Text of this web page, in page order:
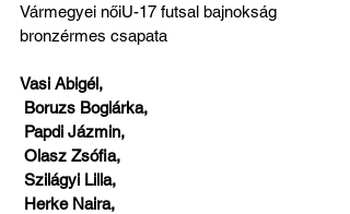
Vármegyei nőiU-17 futsal bajnokság
bronzérmes csapata
Vasi Abigél,
Boruzs Boglárka,
Papdi Jázmin,
Olasz Zsófia,
Szilágyi Lilla,
Herke Naira,